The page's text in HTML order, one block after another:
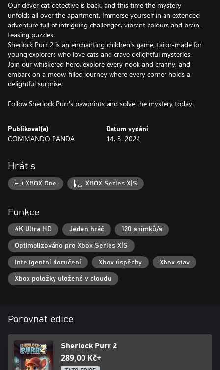
Our clever cat detective is back, and this time the mystery
unfolds all over the apartment. Immerse yourself in an extended
adventure full of intriguing challenges, vibrant colours and brain-
teasing puzzles.
Sherlock Purr 2 is an enchanting children's game, tailor-made for
young explorers who love cats and crave delightful mysteries.
Join our whiskered hero, explore every nook and cranny, and
embark on a meow-filled journey where every corner holds a
delightful surprise.
Follow Sherlock Purr's pawprints and solve the mystery today!
Publikoval(a)
COMMANDO PANDA
Datum vydání
14. 3. 2024
Hrát s
XBOX One XBOX Series X|S
Funkce
4K Ultra HD Jeden hráč 120 snímků/s
Optimalizováno pro Xbox Series X|S
Inteligentní doručení Xbox úspěchy Xbox stav
Xbox položky uložené v cloudu
Porovnat edice
Sherlock Purr 2
289,00 Kč+